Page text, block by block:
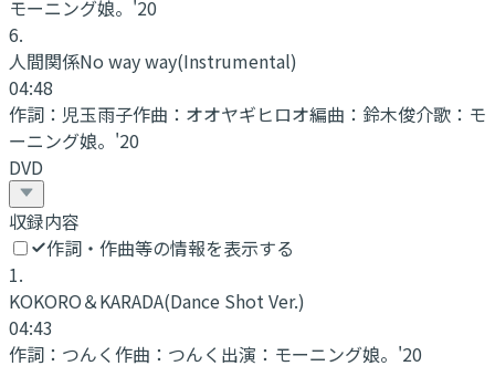
モーニング娘。'20
6.
人間関係No way way(Instrumental)
04:48
作詞： 児玉雨子作曲： オオヤギヒロオ編曲： 鈴木俊介歌： モ
ーニング娘。'20
DVD
収録内容
作詞・作曲等の情報を表示する
1.
KOKORO＆KARADA(Dance Shot Ver.)
04:43
作詞： つんく作曲： つんく 出演： モーニング娘。'20